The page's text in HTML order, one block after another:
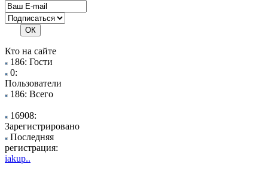
Кто на сайте
186: Гости
0:
Пользователи
186: Всего
16908:
Зарегистрировано
Последняя
регистрация:
iakup..